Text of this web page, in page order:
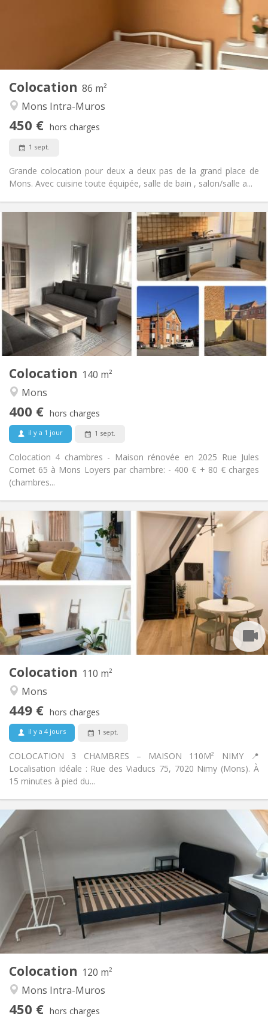
Colocation 86 m²
Mons Intra-Muros
450 € hors charges
1 sept.
Grande colocation pour deux a deux pas de la grand place de
Mons. Avec cuisine toute équipée, salle de bain , salon/salle a...
Aménagement
Salle de bain:
Commune
Cuisine:
Commune
Superficie:
86 m
2
Pièces privées:
1
Chaleureuse, studieuse, calme
Colocation 140 m²
Mons
400 € hors charges
il y a 1 jour 1 sept.
Colocation 4 chambres - Maison rénovée en 2025 Rue Jules
Cornet 65 à Mons Loyers par chambre: - 400 € + 80 € charges
(chambres...
Infos Pratiques
Loyer:
400 €
Charges:
80 €
Durée:
12 mois
Domiciliation:
Non
Aménagement
Salle de bain:
Privée
Cuisine:
Commune
Superficie:
140 m
2
Pièces privées:
Colocation 110 m²
Mons
449 € hors charges
il y a 4 jours 1 sept.
COLOCATION 3 CHAMBRES – MAISON 110M² NIMY 📍
Localisation idéale : Rue des Viaducs 75, 7020 Nimy (Mons). À
15 minutes à pied du...
Infos Pratiques
Charges:
101 €
12 mois
Domiciliation:
Non
Aménagement
Salle de bain:
Commune
Cuisine:
Commune
Superficie:
110 m
2
Pièces privées:
Chaleureuse, communautaire, calme,
Colocation 120 m²
Mons Intra-Muros
450 € hors charges
Infos Pratiques
Loyer:
Charges:
100 €
Durée:
Domiciliation:
Non
Aménagement
Salle de bain:
Commune
Cuisine:
Commune
Superficie:
120 m
Pièces privées:
3